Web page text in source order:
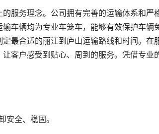
服务理念。公司拥有完善的运输体系和严
车辆均为专业车笼车，能够有效保护车辆
最合适的丽江到庐山运输路线和时间。在
客户感受到贴心、周到的服务。凭借专业
全、稳固。